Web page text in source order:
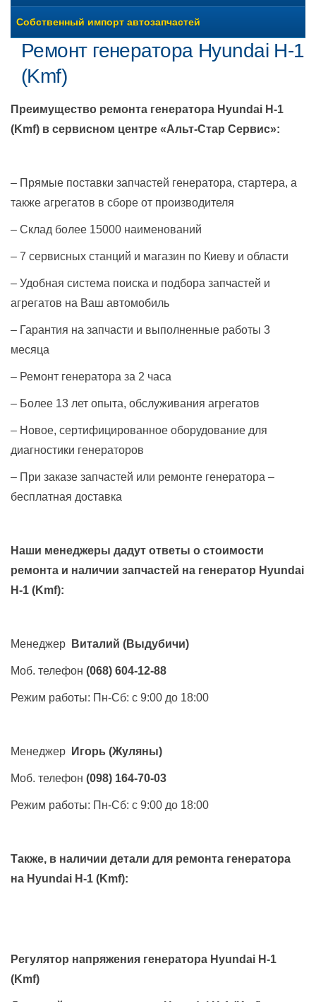
Собственный импорт автозапчастей
Ремонт генератора Hyundai H-1
(Kmf)
Преимущество ремонта генератора Hyundai H-1
(Kmf) в сервисном центре «Альт-Стар Сервис»:
– Прямые поставки запчастей генератора, стартера, а
также агрегатов в сборе от производителя
– Склад более 15000 наименований
– 7 сервисных станций и магазин по Киеву и области
– Удобная система поиска и подбора запчастей и
агрегатов на Ваш автомобиль
– Гарантия на запчасти и выполненные работы 3
месяца
– Ремонт генератора за 2 часа
– Более 13 лет опыта, обслуживания агрегатов
– Новое, сертифицированное оборудование для
диагностики генераторов
– При заказе запчастей или ремонте генератора –
бесплатная доставка
Наши менеджеры дадут ответы о стоимости
ремонта и наличии запчастей на генератор Hyundai
H-1 (Kmf):
Менеджер Виталий (Выдубичи)
Моб. телефон (068) 604-12-88
Режим работы: Пн-Сб: с 9:00 до 18:00
Менеджер Игорь (Жуляны)
Моб. телефон (098) 164-70-03
Режим работы: Пн-Сб: с 9:00 до 18:00
Также, в наличии детали для ремонта генератора
на Hyundai H-1 (Kmf):
Регулятор напряжения генератора Hyundai H-1
(Kmf)